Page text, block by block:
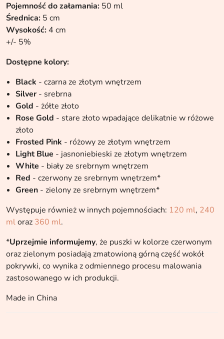
Pojemność do załamania: 50 ml
Średnica: 5 cm
Wysokość: 4 cm
+/- 5%
Dostępne kolory:
Black - czarna ze złotym wnętrzem
Silver - srebrna
Gold - żółte złoto
Rose Gold - stare złoto wpadające delikatnie w różowe
złoto
Frosted Pink - różowy ze złotym wnętrzem
Light Blue - jasnoniebieski ze złotym wnętrzem
White - biały ze srebrnym wnętrzem
Red - czerwony ze srebrnym wnętrzem*
Green - zielony ze srebrnym wnętrzem*
Występuje również w innych pojemnościach: 120 ml, 240
mloraz 360 ml.
*Uprzejmie informujemy, że puszki w kolorze czerwonym
oraz zielonym posiadają zmatowioną górną część wokół
pokrywki, co wynika z odmiennego procesu malowania
zastosowanego w ich produkcji.
Made in China